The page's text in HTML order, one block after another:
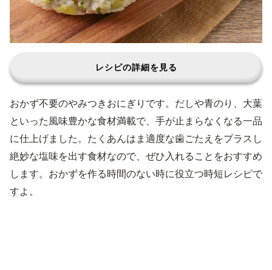
レシピの詳細を見る
おかず不要のやみつきおにぎりです。だしや青のり、大葉
といった風味豊かな食材満載で、手が止まらなくなる一品
に仕上げました。たくあんはま適度な歯ごたえをプラスし
絶妙な塩味を出す食材なので、ぜひ入れることをおすすめ
します。おかずを作る時間のない時に役立つ時短レシピで
すよ。